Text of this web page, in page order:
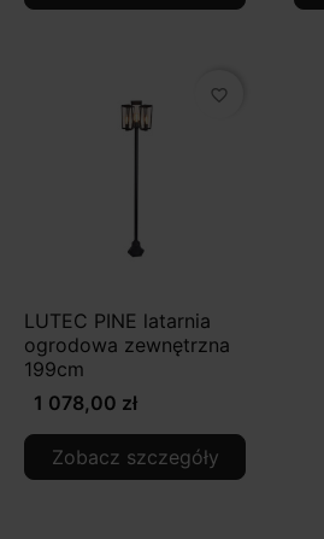
favorite_border
LUTEC PINE latarnia
ogrodowa zewnętrzna
199cm
1 078,00 zł
Zobacz szczegóły